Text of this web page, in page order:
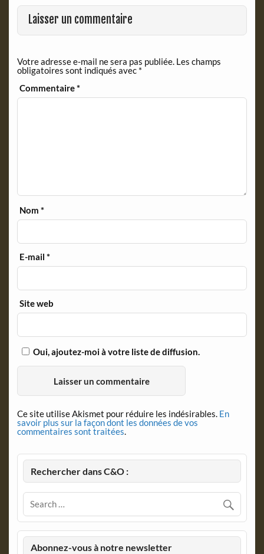
o
o
k
F
r
e
d
l
y
Laisser un commentaire
Votre adresse e-mail ne sera pas publiée. Les champs
obligatoires sont indiqués avec *
Commentaire*
Nom*
E-mail*
Site web
Oui, ajoutez-moi à votre liste de diffusion.
Ce site utilise Akismet pour réduire les indésirables. En
savoir plus sur la façon dont les données de vos
commentaires sont traitées.
Rechercher dans C&O :
Abonnez-vous à notre newsletter